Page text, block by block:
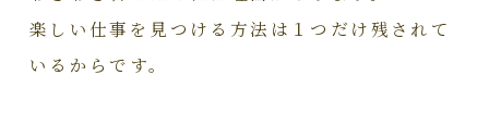
楽しい仕事を見つける方法は１つだけ残されて
いるからです。